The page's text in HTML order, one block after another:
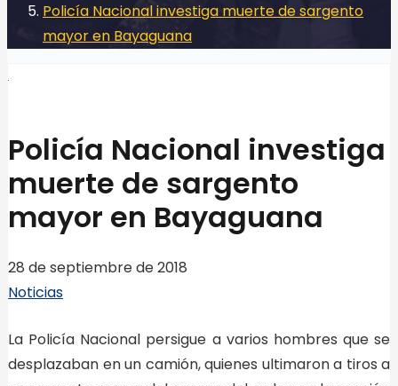
Policía Nacional investiga muerte de sargento
mayor en Bayaguana
Policía Nacional investiga
muerte de sargento
mayor en Bayaguana
28 de septiembre de 2018
Noticias
La Policía Nacional persigue a varios hombres que se
desplazaban en un camión, quienes ultimaron a tiros a